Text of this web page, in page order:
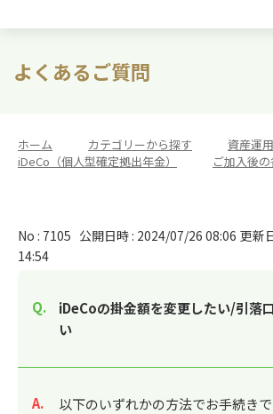
よくあるご質問
ホーム カテゴリーから探す 資産運用
iDeCo（個人型確定拠出年金）
ご加入後
No : 7105 公開日時 : 2024/07/26 08:06 更新
14:54
iDeCoの掛金額を変更したい/引落
い
回答
以下のいずれかの方法でお手続きで